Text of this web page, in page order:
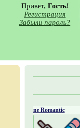
Привет, Гость!
Регистрация
Забыли пароль?
ne Romantic